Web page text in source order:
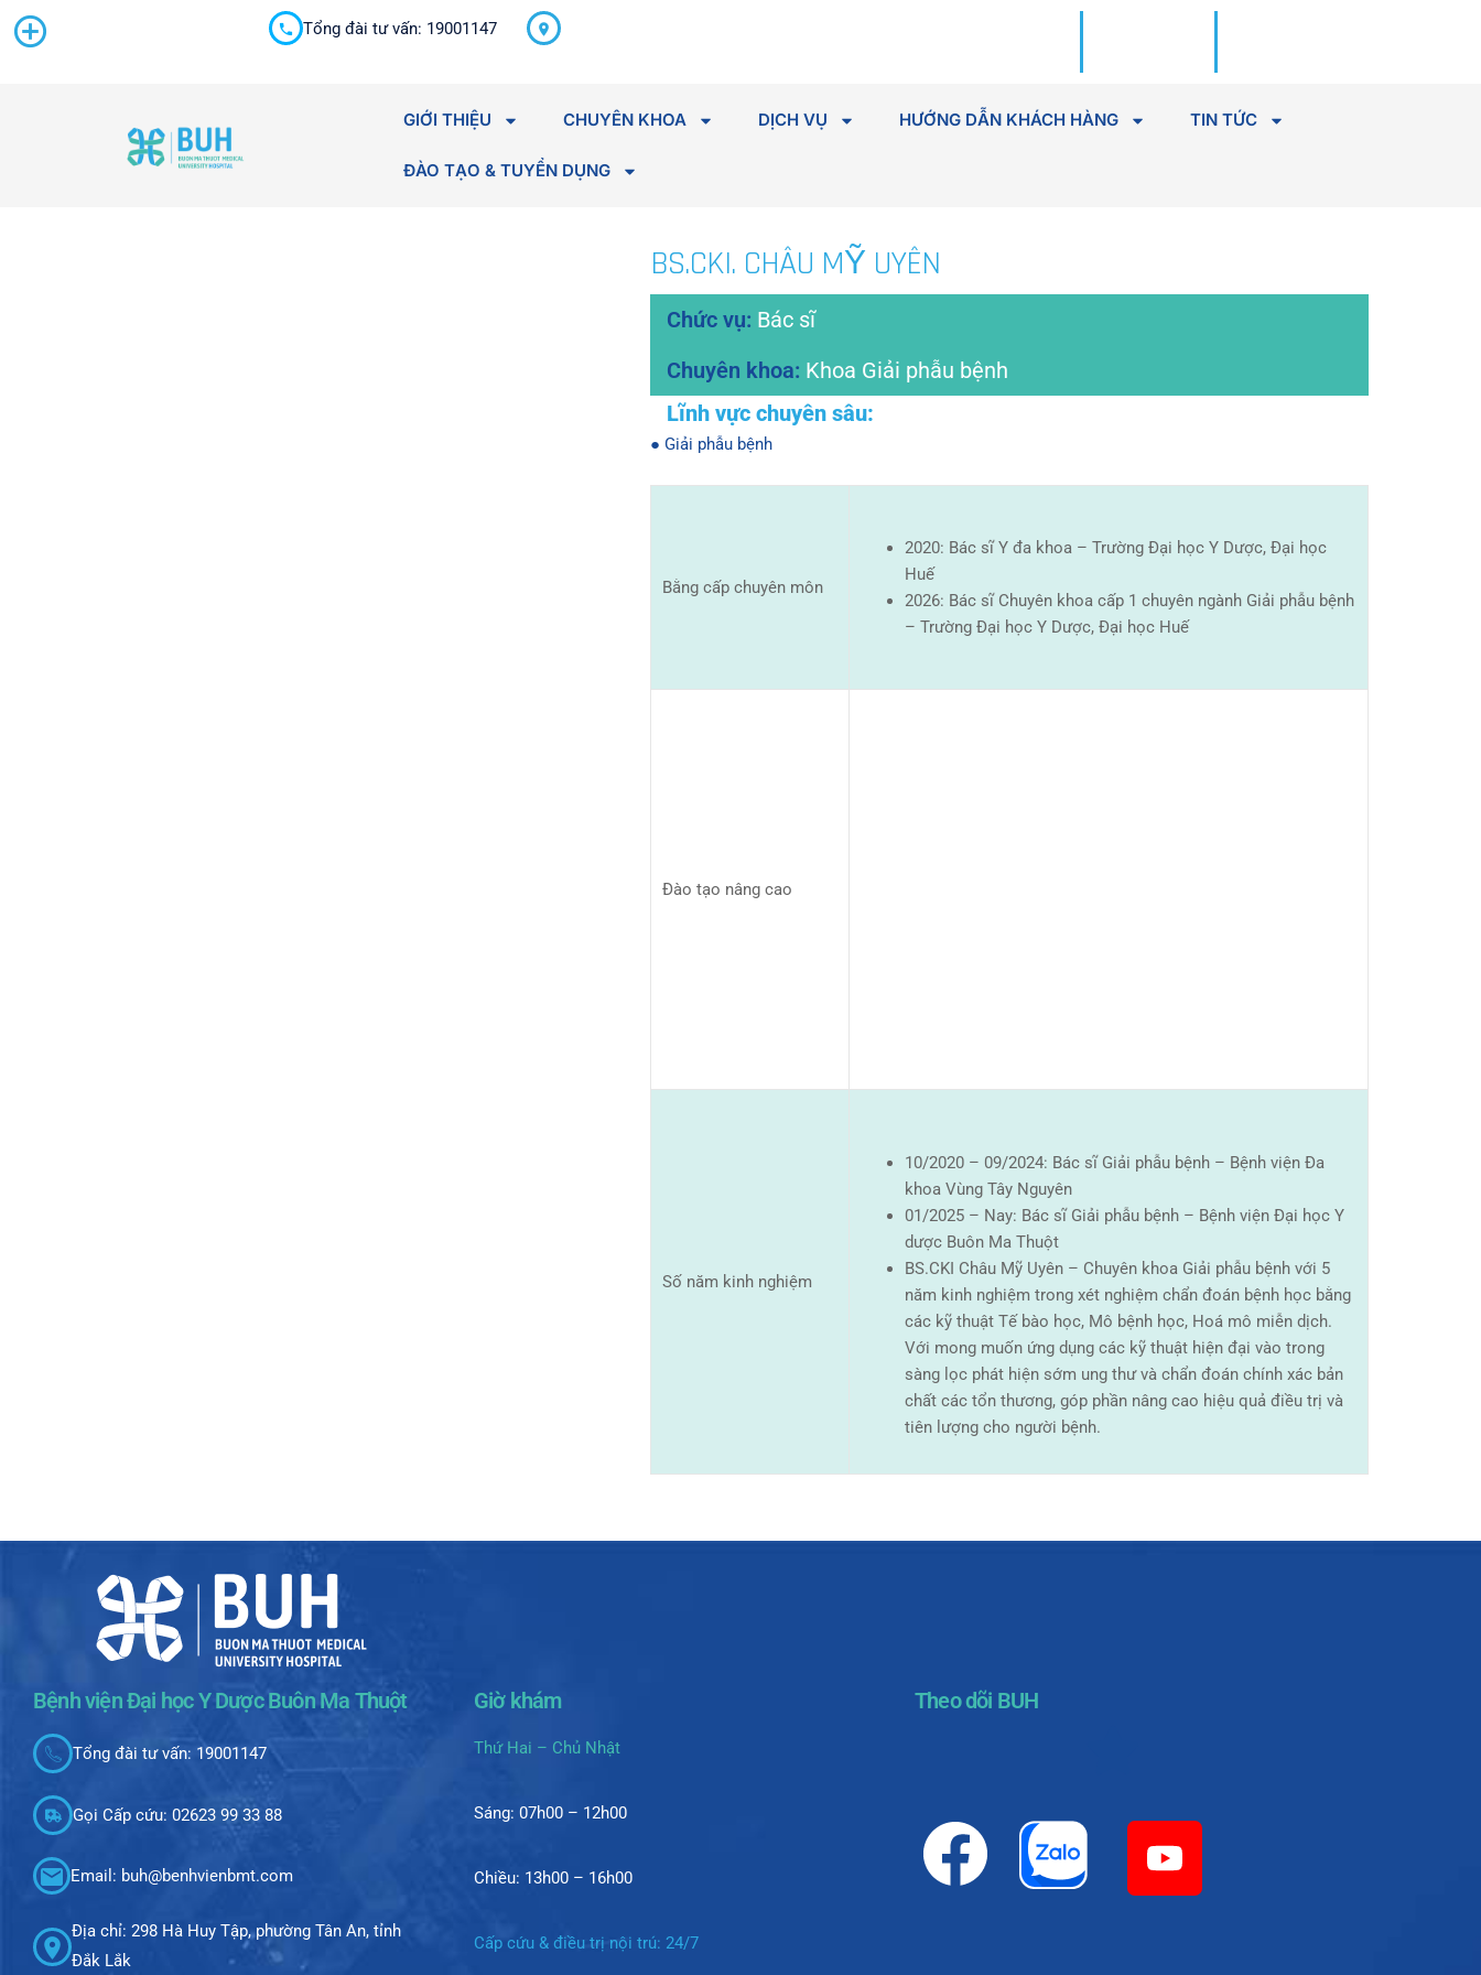
Tổng đài tư vấn: 19001147
298 Hà Huy Tập, P. Tân An,
GIỚI THIỆU CHUYÊN KHOA DỊCH VỤ HƯỚNG DẪN KHÁCH HÀNG TIN TỨC
ĐÀO TẠO & TUYỂN DỤNG
BS.CKI. CHÂU MỸ UYÊN
Bác sĩ
Khoa Giải phẫu bệnh
● Giải phẫu bệnh
Bằng cấp chuyên môn
2020: Bác sĩ Y đa khoa – Trường Đại học Y Dược, Đại học
Huế
2026: Bác sĩ Chuyên khoa cấp 1 chuyên ngành Giải phẫu bệnh
– Trường Đại học Y Dược, Đại học Huế
Đào tạo nâng cao
Số năm kinh nghiệm
10/2020 – 09/2024: Bác sĩ Giải phẫu bệnh – Bệnh viện Đa
khoa Vùng Tây Nguyên
01/2025 – Nay: Bác sĩ Giải phẫu bệnh – Bệnh viện Đại học Y
dược Buôn Ma Thuột
BS.CKI Châu Mỹ Uyên – Chuyên khoa Giải phẫu bệnh với 5
năm kinh nghiệm trong xét nghiệm chẩn đoán bệnh học bằng
các kỹ thuật Tế bào học, Mô bệnh học, Hoá mô miễn dịch.
Với mong muốn ứng dụng các kỹ thuật hiện đại vào trong
sàng lọc phát hiện sớm ung thư và chẩn đoán chính xác bản
chất các tổn thương, góp phần nâng cao hiệu quả điều trị và
tiên lượng cho người bệnh.
Bệnh viện Đại học Y Dược Buôn Ma Thuột
Tổng đài tư vấn: 19001147
Gọi Cấp cứu: 02623 99 33 88
Email: buh@benhvienbmt.com
Địa chỉ: 298 Hà Huy Tập, phường Tân An, tỉnh
Đắk Lắk
Giờ khám
Thứ Hai – Chủ Nhật
Sáng: 07h00 – 12h00
Chiều: 13h00 – 16h00
Cấp cứu & điều trị nội trú: 24/7
Theo dõi BUH